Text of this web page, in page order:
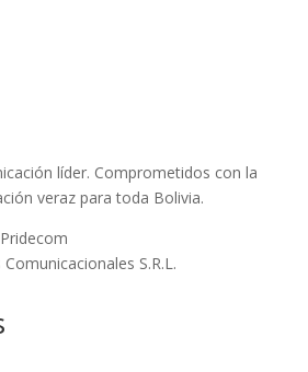
líder. Comprometidos con la
veraz para toda Bolivia.
S.R.L.